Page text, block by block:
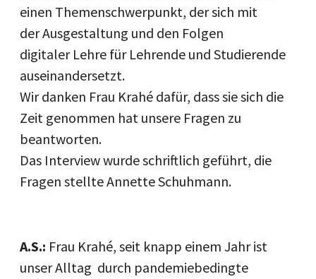
einen Themenschwerpunkt, der sich mit
der Ausgestaltung und den Folgen
digitaler Lehre für Lehrende und Studierende
auseinandersetzt.
Wir danken Frau Krahé dafür, dass sie sich die
Zeit genommen hat unsere Fragen zu
beantworten.
Das Interview wurde schriftlich geführt, die
Fragen stellte Annette Schuhmann.
A.S.: Frau Krahé, seit knapp einem Jahr ist
unser Alltag durch pandemiebedingte